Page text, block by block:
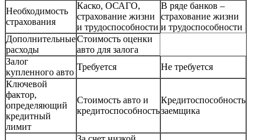
Необходимость
страхования
Каско, ОСАГО,
страхование жизни
и трудоспособности
В ряде банков –
страхование жизни
и трудоспособности
Дополнительные
расходы
Стоимость оценки
авто для залога
Залог
купленного авто
Требуется
Не требуется
Ключевой
фактор,
определяющий
кредитный
лимит
Стоимость авто и
кредитоспособность
Кредитоспособность
заемщика